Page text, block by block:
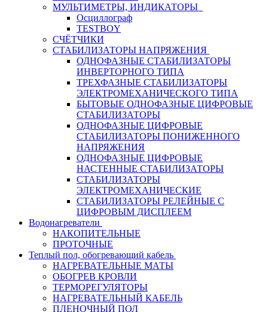
МУЛЬТИМЕТРЫ, ИНДИКАТОРЫ
Осциллограф
TESTBOY
СЧЁТЧИКИ
СТАБИЛИЗАТОРЫ НАПРЯЖЕНИЯ
ОДНОФАЗНЫЕ СТАБИЛИЗАТОРЫ
ИНВЕРТОРНОГО ТИПА
ТРЕХФАЗНЫЕ СТАБИЛИЗАТОРЫ
ЭЛЕКТРОМЕХАНИЧЕСКОГО ТИПА
БЫТОВЫЕ ОДНОФАЗНЫЕ ЦИФРОВЫЕ
СТАБИЛИЗАТОРЫ
ОДНОФАЗНЫЕ ЦИФРОВЫЕ
СТАБИЛИЗАТОРЫ ПОНИЖЕННОГО
НАПРЯЖЕНИЯ
ОДНОФАЗНЫЕ ЦИФРОВЫЕ
НАСТЕННЫЕ СТАБИЛИЗАТОРЫ
СТАБИЛИЗАТОРЫ
ЭЛЕКТРОМЕХАНИЧЕСКИЕ
СТАБИЛИЗАТОРЫ РЕЛЕЙНЫЕ С
ЦИФРОВЫМ ДИСПЛЕЕМ
Водонагреватели
НАКОПИТЕЛЬНЫЕ
ПРОТОЧНЫЕ
Теплый пол, обогревающий кабель
НАГРЕВАТЕЛЬНЫЕ МАТЫ
ОБОГРЕВ КРОВЛИ
ТЕРМОРЕГУЛЯТОРЫ
НАГРЕВАТЕЛЬНЫЙ КАБЕЛЬ
ПЛЕНОЧНЫЙ ПОЛ